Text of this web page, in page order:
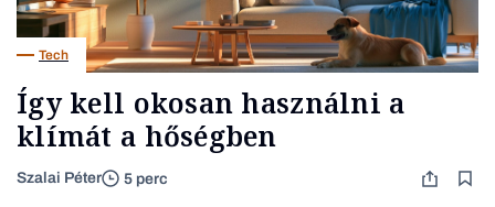
Tech
Így kell okosan használni a
klímát a hőségben
Szalai Péter 5 perc